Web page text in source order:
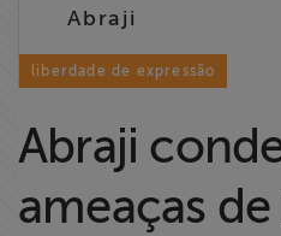
Liberdade de
Expressão
Projetos
e Litigância
Abraji
liberdade de expressão
Abraji
ameaças